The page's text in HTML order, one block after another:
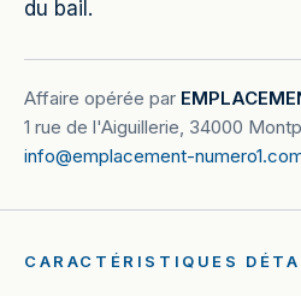
du bail.
Affaire opérée par
1 rue de l'Aiguillerie, 34000
info@emplacement-
CARACTÉRISTIQUES